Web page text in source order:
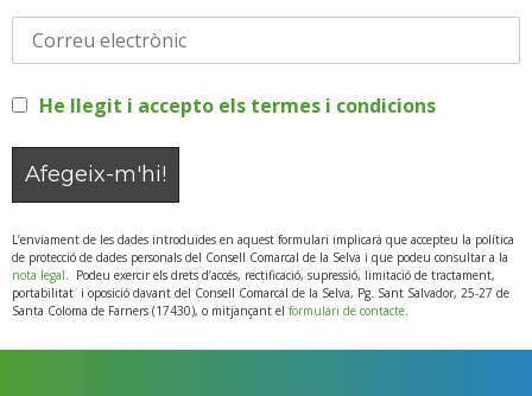
He llegit i accepto els termes i condicions
L’enviament de les dades introduïdes en aquest formulari implicarà que accepteu la política
de protecció de dades personals del Consell Comarcal de la Selva i que podeu consultar a la
nota legal . Podeu exercir els drets d’accés, rectificació, supressió, limitació de tractament,
portabilitat i oposició davant del Consell Comarcal de la Selva, Pg. Sant Salvador, 25-27 de
Santa Coloma de Farners (17430), o mitjançant el formulari de contacte